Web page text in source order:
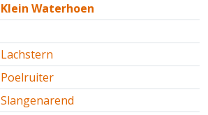
Klein Waterhoen
Lachstern
Poelruiter
Slangenarend